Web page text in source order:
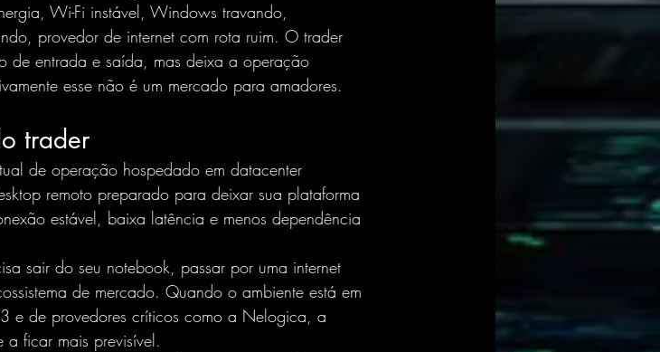
Wi-Fi instável, Windows travando,
provedor de internet com rota ruim. O trader
de entrada e saída, mas deixa a operação
esse não é um mercado para amadores.
trader
de operação hospedado em datacenter
remoto preparado para deixar sua plataforma
estável, baixa latência e menos dependência
sair do seu notebook, passar por uma internet
de mercado. Quando o ambiente está em
e de provedores críticos como a Nelogica, a
ficar mais previsível.